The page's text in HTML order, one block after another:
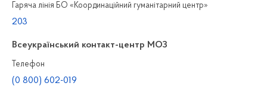
Гаряча лінія БО «Координаційний гуманітарний центр»
203
Всеукраїнський контакт-центр МОЗ
Телефон
(0 800) 602-019